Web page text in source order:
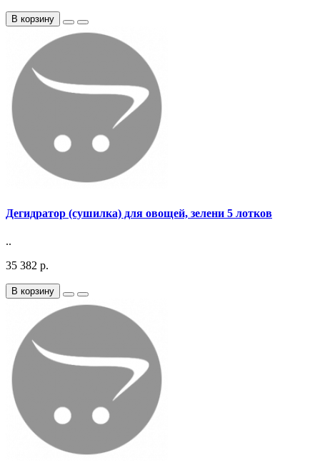
В корзину
Дегидратор (сушилка) для овощей, зелени 5 лотков
..
35 382 р.
В корзину